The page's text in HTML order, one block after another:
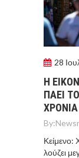
28
Η
ΠΑΕΙ
ΧΡΟΝΙΑ
By:
Κείμενο:
λούζει